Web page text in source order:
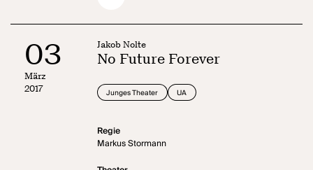
03
März
2017
Jakob Nolte
No Future Forever
Junges Theater UA
Regie
Markus Stormann